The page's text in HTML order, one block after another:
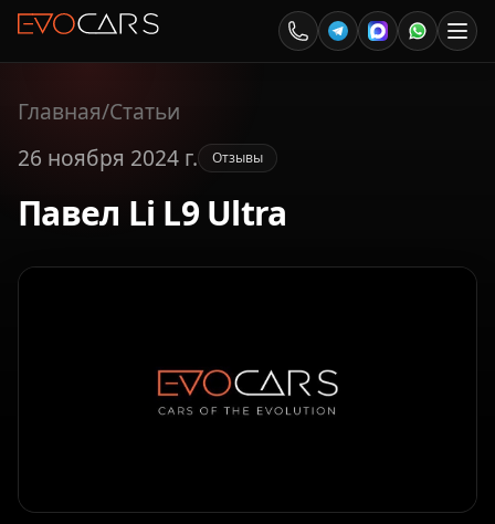
Главная/Статьи
26 ноября 2024 г.
Отзывы
Павел Li L9 Ultra